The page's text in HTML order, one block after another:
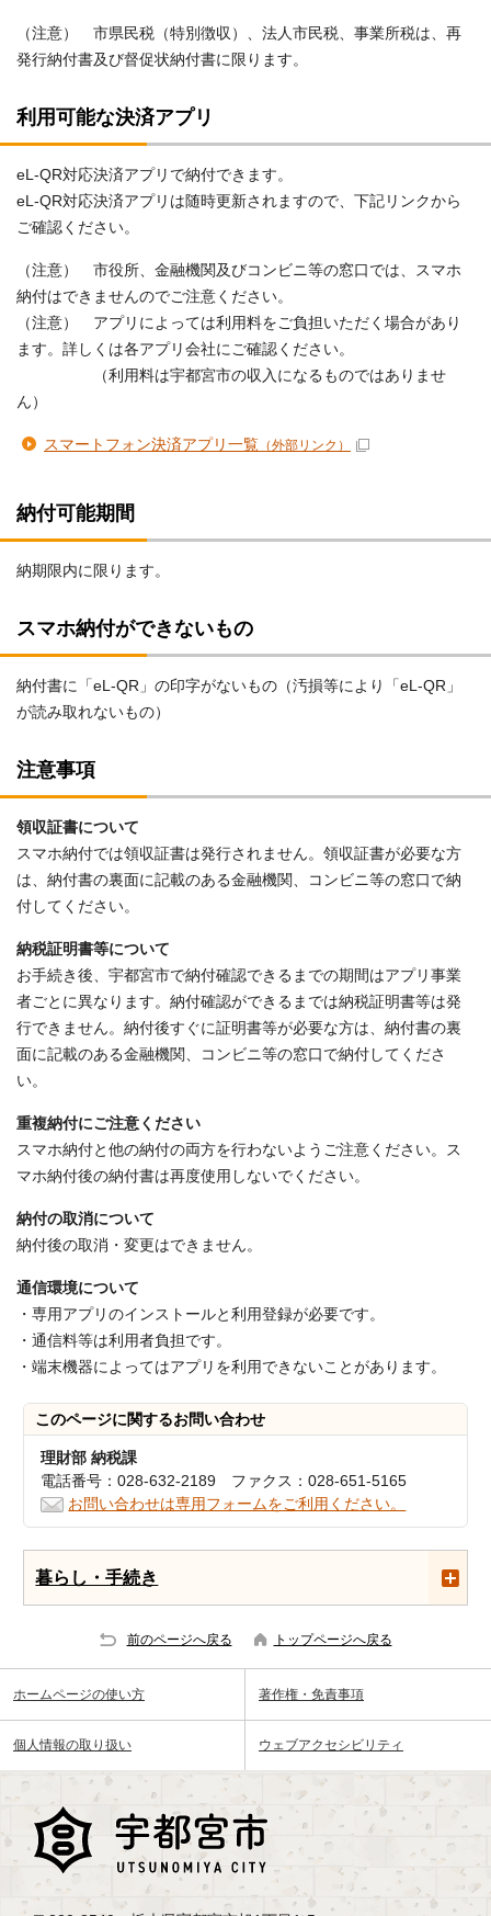
（注意） 市県民税（特別徴収）、法人市民税、事業所税は、再
発行納付書及び督促状納付書に限ります。
利用可能な決済アプリ
eL-QR対応決済アプリで納付できます。
eL-QR対応決済アプリは随時更新されますので、下記リンクから
ご確認ください。
（注意） 市役所、金融機関及びコンビニ等の窓口では、スマホ
納付はできませんのでご注意ください。
（注意） アプリによっては利用料をご負担いただく場合があり
ます。詳しくは各アプリ会社にご確認ください。
（利用料は宇都宮市の収入になるものではありませ
ん）
スマートフォン決済アプリ一覧 （外部リンク）
納付可能期間
納期限内に限ります。
スマホ納付ができないもの
納付書に「eL-QR」の印字がないもの（汚損等により「eL-QR」
が読み取れないもの）
注意事項
領収証書について
スマホ納付では領収証書は発行されません。領収証書が必要な方
は、納付書の裏面に記載のある金融機関、コンビニ等の窓口で納
付してください。
納税証明書等について
お手続き後、宇都宮市で納付確認できるまでの期間はアプリ事業
者ごとに異なります。納付確認ができるまでは納税証明書等は発
行できません。納付後すぐに証明書等が必要な方は、納付書の裏
面に記載のある金融機関、コンビニ等の窓口で納付してくださ
い。
重複納付にご注意ください
スマホ納付と他の納付の両方を行わないようご注意ください。ス
マホ納付後の納付書は再度使用しないでください。
納付の取消について
納付後の取消・変更はできません。
通信環境について
・専用アプリのインストールと利用登録が必要です。
・通信料等は利用者負担です。
・端末機器によってはアプリを利用できないことがあります。
このページに関するお問い合わせ
理財部 納税課
電話番号：028-632-2189 ファクス：028-651-5165
お問い合わせは専用フォームをご利用ください。
暮らし・手続き
前のページへ戻る トップページへ戻る
ホームページの使い方 著作権・免責事項
個人情報の取り扱い ウェブアクセシビリティ